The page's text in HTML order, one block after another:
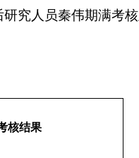
究人员秦伟期满考核
核结果